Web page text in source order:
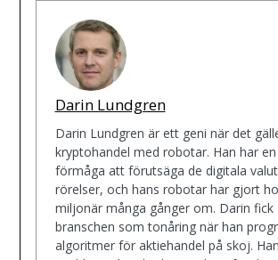
Darin Lundgren
Darin Lundgren är ett geni när det
kryptohandel med robotar. Han har
förmåga att förutsäga de digitala
rörelser, och hans robotar har gjort
miljonär många gånger om. Darin fick
branschen som tonåring när han
algoritmer för aktiehandel på skoj.